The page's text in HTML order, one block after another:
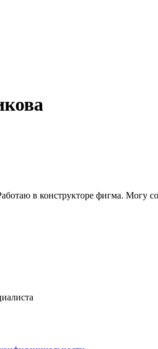
в конструкторе фигма. Могу